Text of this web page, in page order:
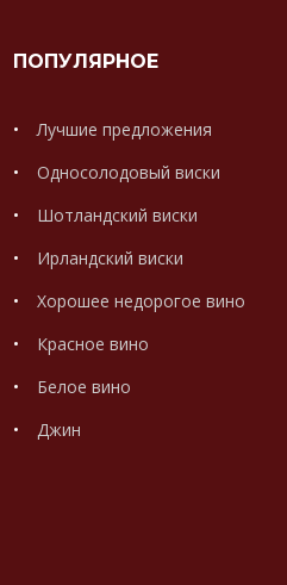
ПОПУЛЯРНОЕ
Лучшие предложения
Односолодовый виски
Шотландский виски
Ирландский виски
Хорошее недорогое вино
Красное вино
Белое вино
Джин